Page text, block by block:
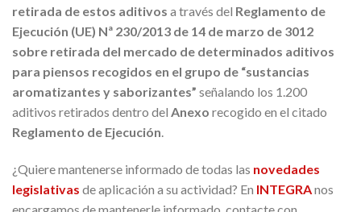
retirada de estos aditivos a través del Reglamento de
Ejecución (UE) Nª 230/2013 de 14 de marzo de 3012
sobre retirada del mercado de determinados aditivos
para piensos recogidos en el grupo de “sustancias
aromatizantes y saborizantes” señalando los 1.200
aditivos retirados dentro del Anexo recogido en el citado
Reglamento de Ejecución.
¿Quiere mantenerse informado de todas las novedades
legislativas de aplicación a su actividad? En INTEGRAnos